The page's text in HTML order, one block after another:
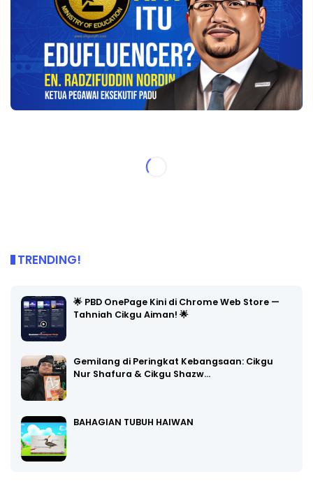
TRENDING!
🌟 PBD OnePage Kini di Chrome Web Store —
Tahniah Cikgu Aiman! 🌟
Gemilang di Peringkat Kebangsaan: Cikgu
Nur Shafura & Cikgu Shazw…
BAHAGIAN TUBUH HAIWAN